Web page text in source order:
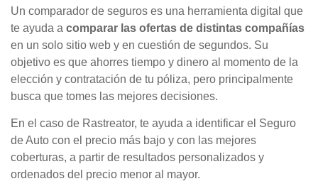
Un comparador de seguros es una herramienta digital que
te ayuda a comparar las ofertas de distintas compañías
en un solo sitio web y en cuestión de segundos. Su
objetivo es que ahorres tiempo y dinero al momento de la
elección y contratación de tu póliza, pero principalmente
busca que tomes las mejores decisiones.
En el caso de Rastreator, te ayuda a identificar el Seguro
de Auto con el precio más bajo y con las mejores
coberturas, a partir de resultados personalizados y
ordenados del precio menor al mayor.